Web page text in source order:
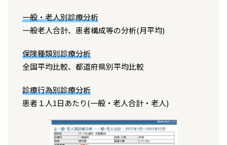
一般・老人別診療分析
一般老人合計、患者構成等の分析(月平均)
保険種類別診療分析
全国平均比較、都道府県別平均比較
診療行為別診療分析
患者１人1日あたり(一般・老人合計・老人)